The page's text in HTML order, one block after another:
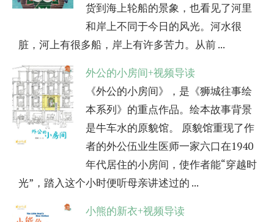
货到海上轮船的景象，也看见了河里
和岸上不同于今日的风光。河水很
脏，河上有很多船，岸上有许多苦力。从前 ...
外公的小房间+视频导读
《外公的小房间》，是《狮城往事绘
本系列》的重点作品。绘本故事背景
是牛车水的原貌馆。 原貌馆重现了作
者的外公伍业生医师一家六口在1940
年代居住的小房间，使作者能“穿越时
光”，踏入这个小时便听母亲讲述过的 ...
小熊的新衣+视频导读